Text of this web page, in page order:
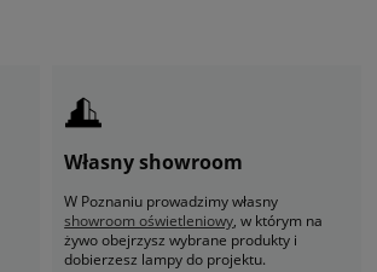
Własny showroom
W Poznaniu prowadzimy własny
showroom oświetleniowy, w którym na
żywo obejrzysz wybrane produkty i
dobierzesz lampy do projektu.